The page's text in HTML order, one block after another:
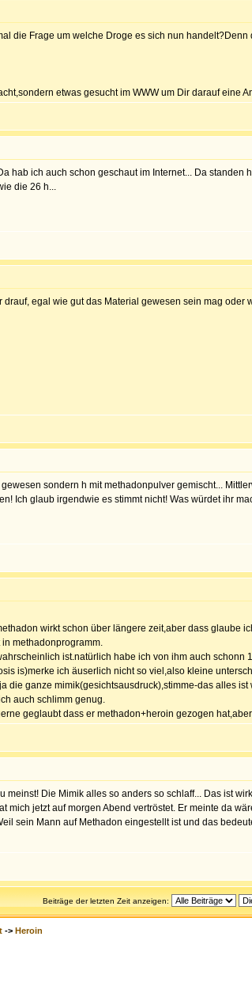
die Frage um welche Droge es sich nun
etwas gesucht im WWW um Dir darauf eine
hab ich auch schon geschaut im Internet... Da
die 26 h...
egal wie gut das Material gewesen sein mag
sondern h mit methadonpulver gemischt...
Ich glaub irgendwie es stimmt nicht! Was würdet ihr
wirkt schon über längere zeit,aber dass glaube
methadonprogramm.
ist.natürlich habe ich von ihm auch schonn
is)merke ich äuserlich nicht so viel,also kleine
die ganze mimik(gesichtsausdruck),stimme-das alles
auch schlimm genug.
geglaubt dass er methadon+heroin gezogen
meinst! Die Mimik alles so anders so schlaff... Das ist
mich jetzt auf morgen Abend vertröstet. Er meinte da
sein Mann auf Methadon eingestellt ist und das
Beiträge der letzten Zeit anzeigen:
-> Heroin